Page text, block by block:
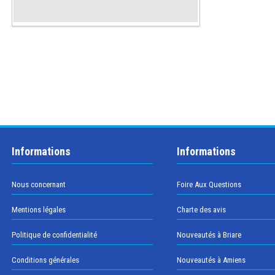
Informations
Nous concernant
Mentions légales
Politique de confidentialité
Conditions générales
Informations
Foire Aux Questions
Charte des avis
Nouveautés à Briare
Nouveautés à Amiens